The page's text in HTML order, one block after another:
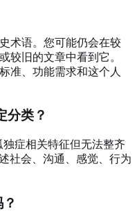
术语。您可能仍会在较
较旧的文章中看到它。
准、功能需求和这个人
分类？
症相关特征但无法整齐
社会、沟通、感觉、行为